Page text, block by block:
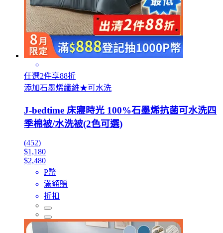
任選2件享88折
添加石墨烯纖維★可水洗
J-bedtime 床寢時光 100%石墨烯抗菌可水洗四
季棉被/水洗被(2色可選)
(452)
$1,180
$2,480
P幣
滿額贈
折扣